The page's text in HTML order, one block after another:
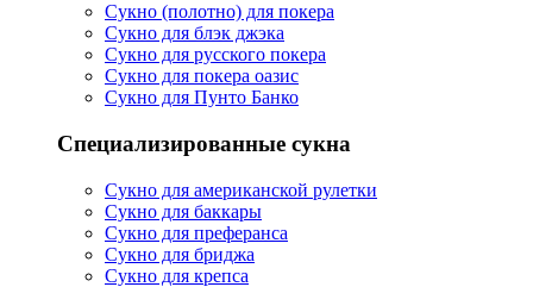
Сукно (полотно) для покера
Сукно для блэк джэка
Сукно для русского покера
Сукно для покера оазис
Сукно для Пунто Банко
Специализированные сукна
Сукно для американской рулетки
Сукно для баккары
Сукно для преферанса
Сукно для бриджа
Сукно для крепса